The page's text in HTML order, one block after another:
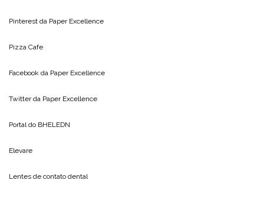
Pinterest da Paper Excellence
Pizza Cafe
Facebook da Paper Excellence
Twitter da Paper Excellence
Portal do BHELEDN
Elevare
Lentes de contato dental